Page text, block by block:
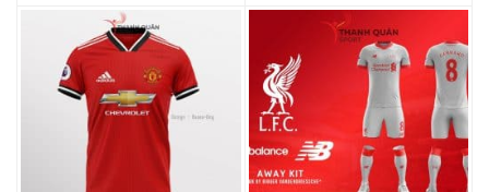
219.000 ₫.là:
199.000 ₫.
là:
219.000 ₫.
tại
là:
199.000 ₫.